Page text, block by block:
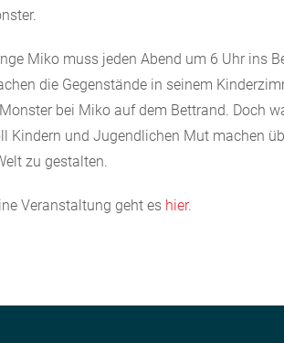
Miko muss jeden Abend um 6 Uhr ins
die Gegenstände in seinem
bei Miko auf dem Bettrand. Doch
Kindern und Jugendlichen Mut machen
zu gestalten.
Veranstaltung geht es hier.